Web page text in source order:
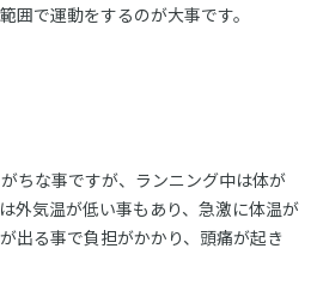
囲で運動をするのが大事です。
ちな事ですが、ランニング中は体が
外気温が低い事もあり、急激に体温が
出る事で負担がかかり、頭痛が起き